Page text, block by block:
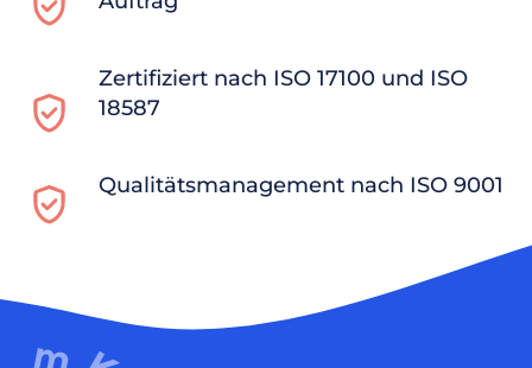
Zertifiziert nach ISO 17100 und ISO
18587
Qualitätsmanagement nach ISO 9001